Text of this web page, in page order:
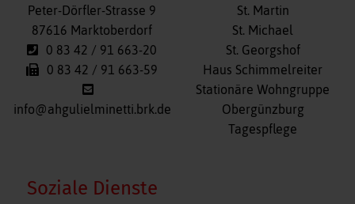
Peter-Dörfler-Strasse 9
87616 Marktoberdorf
0 83 42 / 91 663-20
0 83 42 / 91 663-59
info@ahgulielminetti.brk.de
St. Martin
St. Michael
St. Georgshof
Haus Schimmelreiter
Stationäre Wohngruppe
Obergünzburg
Tagespflege
Soziale Dienste